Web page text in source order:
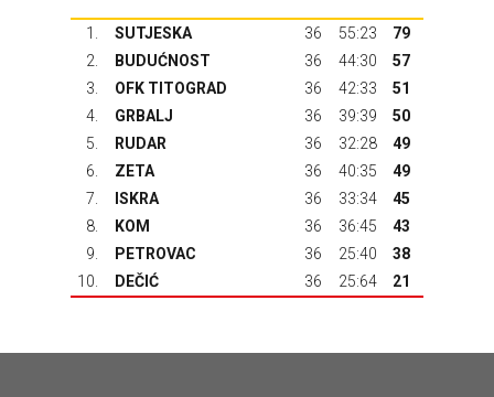
1. SUTJESKA 36 55:23
79
2.
BUDUĆNOST 36 44:30
57
3.
OFK TITOGRAD 36 42:33
51
4.
GRBALJ 36 39:39
50
5.
RUDAR 36 32:28
49
6.
ZETA 36 40:35
49
7.
ISKRA 36 33:34
45
8.
KOM 36 36:45
43
9.
PETROVAC 36 25:40
38
10.
DEČIĆ 36 25:64 21